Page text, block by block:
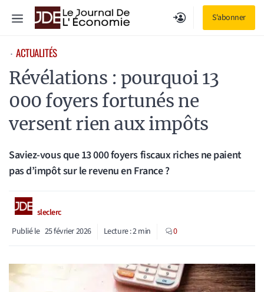
S'abonner
Menu
⋅ ACTUALITÉS
Révélations : pourquoi 13
000 foyers fortunés ne
versent rien aux impôts
Saviez-vous que 13 000 foyers fiscaux riches ne paient
pas d’impôt sur le revenu en France ?
sleclerc
Publié le 25 février 2026 Lecture :2min 0